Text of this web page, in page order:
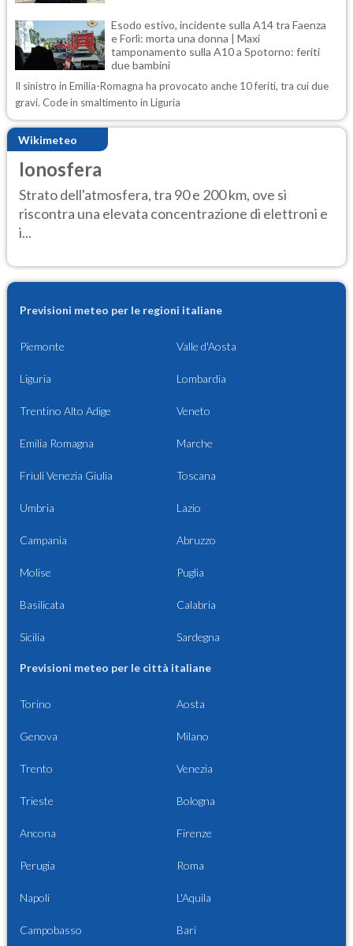
Esodo estivo, incidente sulla A14 tra Faenza
e Forlì: morta una donna | Maxi
tamponamento sulla A10 a Spotorno: feriti
due bambini
Il sinistro in Emilia-Romagna ha provocato anche 10 feriti, tra cui due
gravi. Code in smaltimento in Liguria
Wikimeteo
Ionosfera
Strato dell'atmosfera, tra 90 e 200 km, ove si
riscontra una elevata concentrazione di elettroni e
i...
Previsioni meteo per le regioni italiane
Piemonte Valle d'Aosta
Liguria Lombardia
Trentino Alto Adige Veneto
Emilia Romagna Marche
Friuli Venezia Giulia Toscana
Umbria Lazio
Campania Abruzzo
Molise Puglia
Basilicata Calabria
Sicilia Sardegna
Previsioni meteo per le città italiane
Torino Aosta
Genova Milano
Trento Venezia
Trieste Bologna
Ancona Firenze
Perugia Roma
Napoli L'Aquila
Campobasso Bari